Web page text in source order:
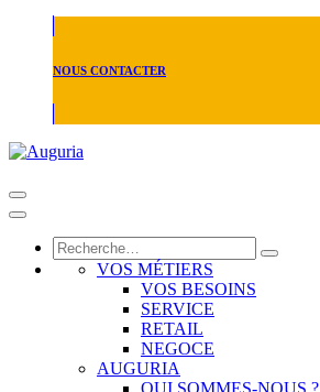
NOUS CONTACTER
VOS MÉTIERS
VOS BESOINS
SERVICE
RETAIL
NEGOCE
AUGURIA